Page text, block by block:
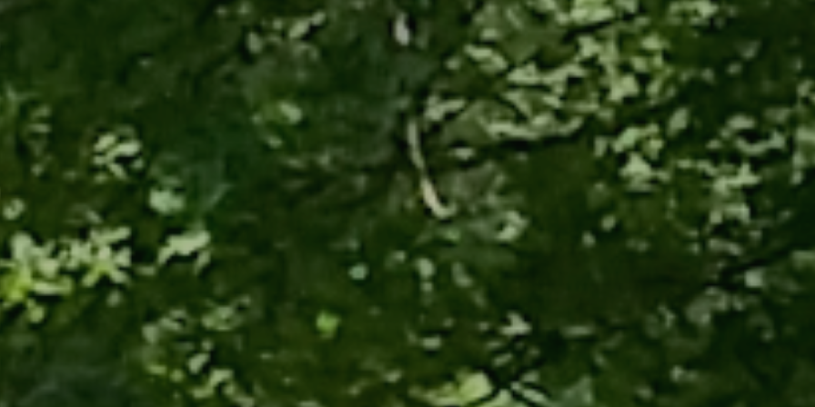
Le Chemin des
Dames
Le bourg médiéval
de La Ferté-Milon
Le village de
Longpont
Le donjon de
Septmonts
La tour
d'observation du
général Mangin
La base de loisirs